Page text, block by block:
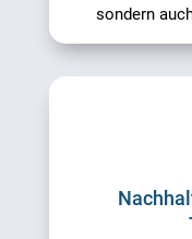
sondern